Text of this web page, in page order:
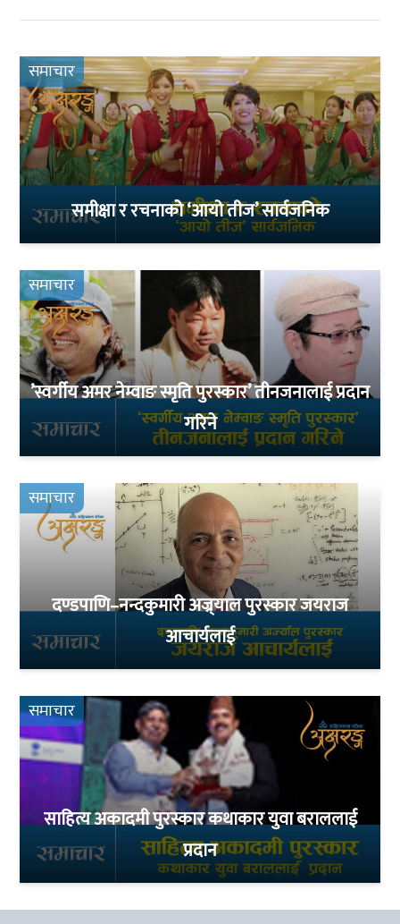
समाचार
समीक्षा र रचनाकोे ‘आयो तीज’ सार्वजनिक
समाचार
’स्वर्गीय अमर नेम्वाङ स्मृति पुरस्कार’ तीनजनालाई प्रदान
गरिने
समाचार
दण्डपाणि–नन्दकुमारी अज्र्याल पुरस्कार जयराज
आचार्यलाई
समाचार
साहित्य अकादमी पुरस्कार कथाकार युवा बराललाई
प्रदान